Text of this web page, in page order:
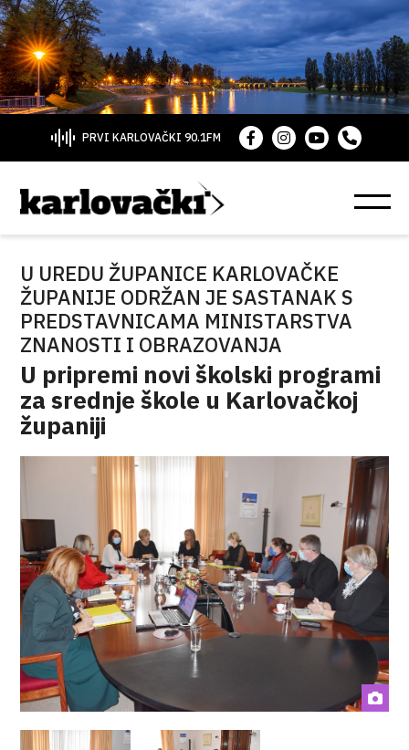
PRVI KARLOVAČKI 90.1FM
U UREDU ŽUPANICE KARLOVAČKE
ŽUPANIJE ODRŽAN JE SASTANAK S
PREDSTAVNICAMA MINISTARSTVA
ZNANOSTI I OBRAZOVANJA
U pripremi novi školski programi
za srednje škole u Karlovačkoj
županiji